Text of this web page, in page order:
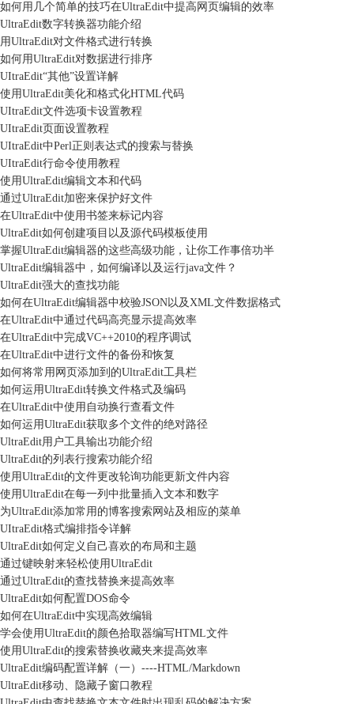
如何用几个简单的技巧在UltraEdit中提高网页编辑的效率
UltraEdit数字转换器功能介绍
用UltraEdit对文件格式进行转换
如何用UltraEdit对数据进行排序
UItraEdit“其他”设置详解
使用UltraEdit美化和格式化HTML代码
UItraEdit文件选项卡设置教程
UItraEdit页面设置教程
UItraEdit中Perl正则表达式的搜索与替换
UItraEdit行命令使用教程
使用UltraEdit编辑文本和代码
通过UltraEdit加密来保护好文件
在UltraEdit中使用书签来标记内容
UltraEdit如何创建项目以及源代码模板使用
掌握UltraEdit编辑器的这些高级功能，让你工作事倍功半
UltraEdit编辑器中，如何编译以及运行java文件？
UltraEdit强大的查找功能
如何在UltraEdit编辑器中校验JSON以及XML文件数据格式
在UltraEdit中通过代码高亮显示提高效率
在UltraEdit中完成VC++2010的程序调试
在UltraEdit中进行文件的备份和恢复
如何将常用网页添加到的UltraEdit工具栏
如何运用UltraEdit转换文件格式及编码
在UltraEdit中使用自动换行查看文件
如何运用UltraEdit获取多个文件的绝对路径
UltraEdit用户工具输出功能介绍
UltraEdit的列表行搜索功能介绍
使用UltraEdit的文件更改轮询功能更新文件内容
使用UltraEdit在每一列中批量插入文本和数字
为UltraEdit添加常用的博客搜索网站及相应的菜单
UItraEdit格式编排指令详解
UltraEdit如何定义自己喜欢的布局和主题
通过键映射来轻松使用UltraEdit
通过UltraEdit的查找替换来提高效率
UltraEdit如何配置DOS命令
如何在UltraEdit中实现高效编辑
学会使用UltraEdit的颜色拾取器编写HTML文件
使用UltraEdit的搜索替换收藏夹来提高效率
UltraEdit编码配置详解（一）----HTML/Markdown
UltraEdit移动、隐藏子窗口教程